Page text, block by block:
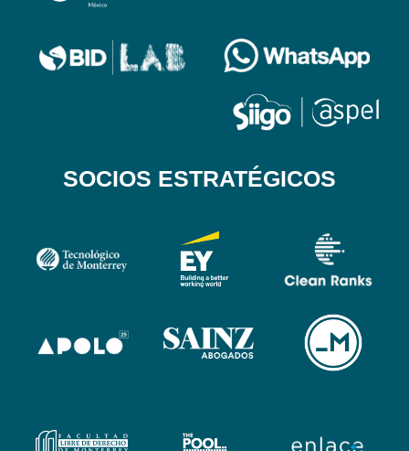
SOCIOS ESTRATÉGICOS